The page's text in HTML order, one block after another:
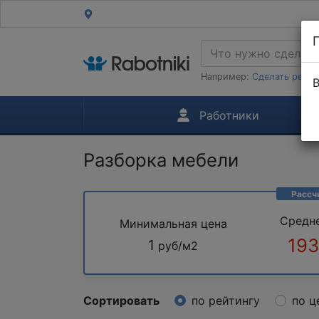
Например: Сделать
Работники
Разборка мебели
Минимальная цена
1 руб/м2
Сортировать по рейтингу по